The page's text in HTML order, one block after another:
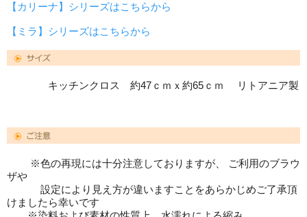
【カリーナ】シリーズはこちらから
【ミラ】シリーズはこちらから
キッチンクロス 約47ｃｍｘ約65ｃｍ リトアニア製
※色の再現には十分注意しておりますが、 ご利用のブラウ
ザや
設定により見え方が違いますことをあらかじめご了承頂
けましたら幸いです